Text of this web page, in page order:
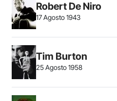
Robert De Niro
17 Agosto 1943
Tim Burton
25 Agosto 1958